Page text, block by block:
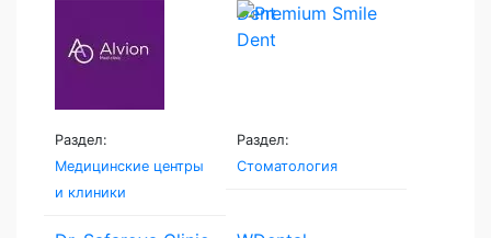
Раздел:
Медицинские центры
и клиники
Dent
Раздел:
Стоматология